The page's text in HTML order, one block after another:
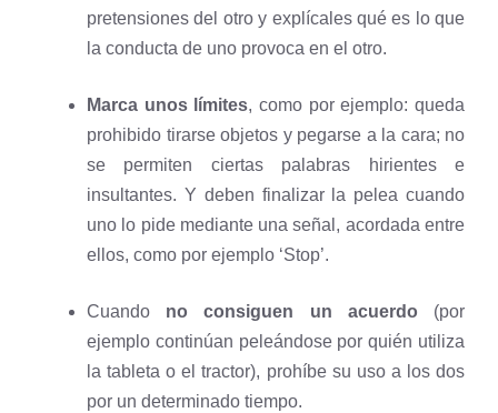
pretensiones del otro y explícales qué es lo que
la conducta de uno provoca en el otro.
Marca unos límites, como por ejemplo: queda
prohibido tirarse objetos y pegarse a la cara; no
se permiten ciertas palabras hirientes e
insultantes. Y deben finalizar la pelea cuando
uno lo pide mediante una señal, acordada entre
ellos, como por ejemplo ‘Stop’.
Cuando no consiguen un acuerdo (por
ejemplo continúan peleándose por quién utiliza
la tableta o el tractor), prohíbe su uso a los dos
por un determinado tiempo.